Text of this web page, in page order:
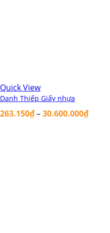
Quick View
Danh Thiếp Giấy nhựa
263.150₫–30.600.000₫